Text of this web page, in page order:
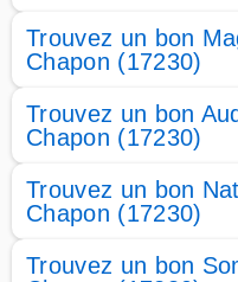
Trouvez un bon
Chapon (17230)
Trouvez un bon
Chapon (17230)
Trouvez un bon
Chapon (17230)
Trouvez un bon